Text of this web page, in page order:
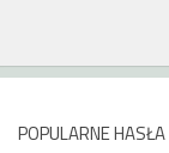
POPULARNE HASŁA